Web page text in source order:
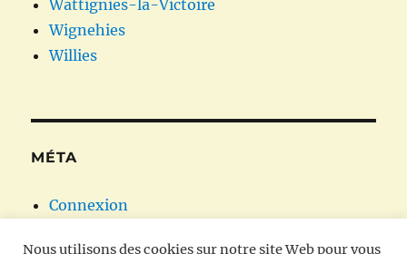
Wattignies-la-Victoire
Wignehies
Willies
MÉTA
Connexion
Nous utilisons des cookies sur notre site Web pour vous